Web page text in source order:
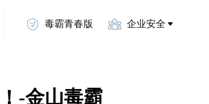
毒霸青春版 企业安全
-金山毒霸